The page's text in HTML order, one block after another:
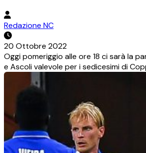
Redazione NC
20 Ottobre 2022
Oggi pomeriggio alle ore 18 ci sarà la
e Ascoli valevole per i sedicesimi di